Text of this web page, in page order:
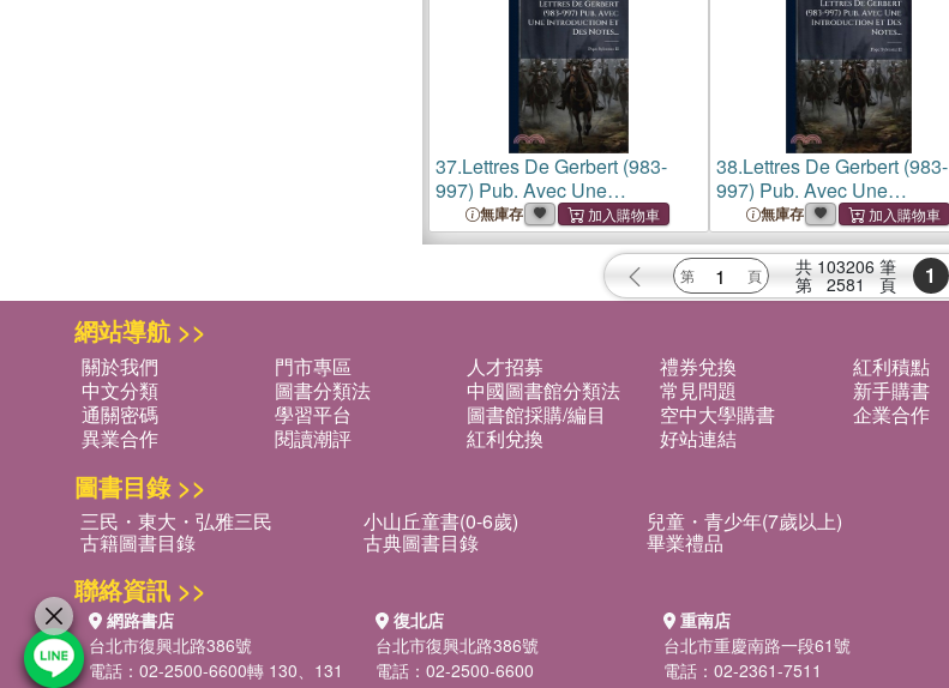
37.Lettres De Gerbert (983-
997) Pub. Avec Une
Introduction Et Des Notes...
無庫存
38.Lettres De Gerbert (983-
997) Pub. Avec Une
Introduction Et Des Notes...
無庫存
共 103206 筆
第 2581 頁 1
網站導航 >>
關於我們 門市專區 人才招募 禮券兌換
紅利積點
中文分類
圖書分類法 中國圖書館分類法 常見問題
新手購書
通關密碼
學習平台 圖書館採購/編目 空中大學購書
企業合作
異業合作
閱讀潮評 紅利兌換 好站連結
圖書目錄 >>
三民・東大・弘雅三民 小山丘童書(0-6歲) 兒童・青少年(7歲以上)
古籍圖書目錄 古典圖書目錄 畢業禮品
聯絡資訊 >>
網路書店
台北市復興北路386號
電話：02-2500-6600轉 130、131
復北店
台北市復興北路386號
電話：02-2500-6600
重南店
台北市重慶南路一段61號
電話：02-2361-7511